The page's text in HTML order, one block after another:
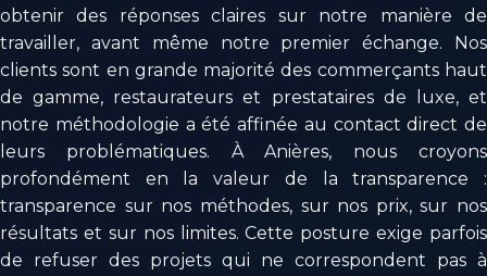
obtenir des réponses claires sur notre manière de
travailler, avant même notre premier échange. Nos
clients sont en grande majorité des commerçants haut
de gamme, restaurateurs et prestataires de luxe, et
notre méthodologie a été affinée au contact direct de
leurs problématiques. À Anières, nous croyons
profondément en la valeur de la transparence :
transparence sur nos méthodes, sur nos prix, sur nos
résultats et sur nos limites. Cette posture exige parfois
de refuser des projets qui ne correspondent pas à